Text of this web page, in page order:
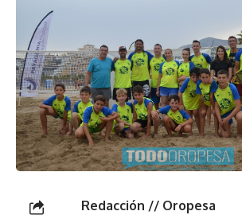
Redacción // Oropesa